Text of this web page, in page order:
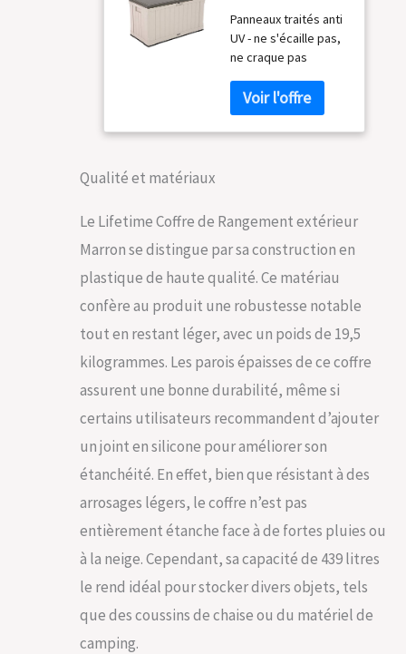
127,9 x 64 x 67,2
cm
Panneaux traités anti
UV - ne s'écaille pas,
ne craque pas
Se déplace
facilement à
l'emplacement
Qualité et matériaux
Le Lifetime Coffre de Rangement extérieur
Marron se distingue par sa construction en
plastique de haute qualité. Ce matériau
confère au produit une robustesse notable
tout en restant léger, avec un poids de 19,5
kilogrammes. Les parois épaisses de ce coffre
assurent une bonne durabilité, même si
certains utilisateurs recommandent d’ajouter
un joint en silicone pour améliorer son
étanchéité. En effet, bien que résistant à des
arrosages légers, le coffre n’est pas
entièrement étanche face à de fortes pluies ou
à la neige. Cependant, sa capacité de 439 litres
le rend idéal pour stocker divers objets, tels
que des coussins de chaise ou du matériel de
camping.